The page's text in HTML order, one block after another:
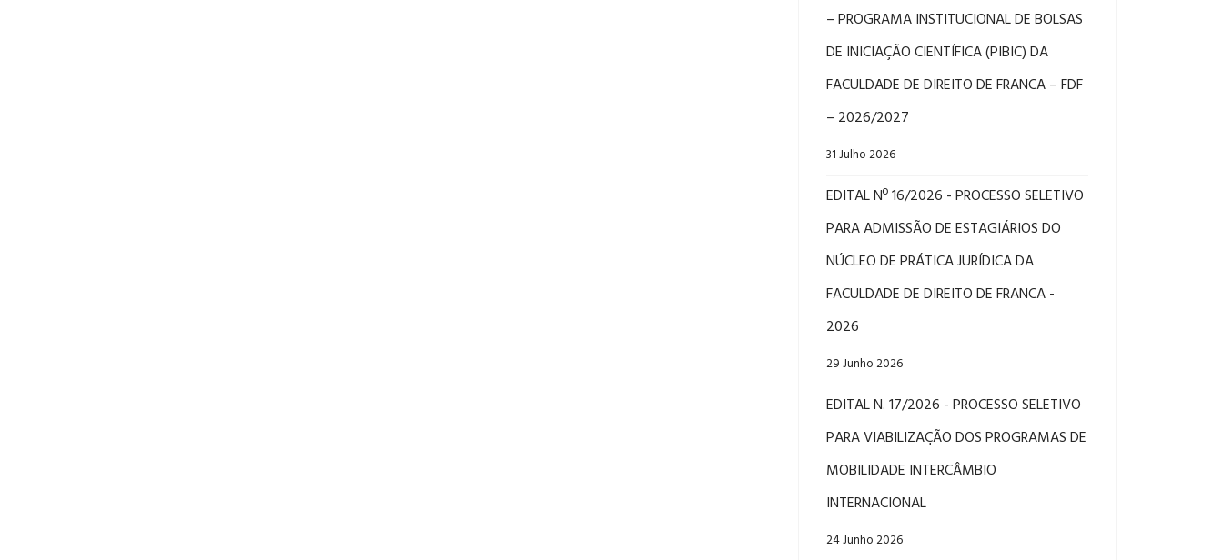
– PROGRAMA INSTITUCIONAL DE BOLSAS
DE INICIAÇÃO CIENTÍFICA (PIBIC) DA
FACULDADE DE DIREITO DE FRANCA – FDF
– 2026/2027
31 Julho 2026
EDITAL Nº 16/2026 - PROCESSO SELETIVO
PARA ADMISSÃO DE ESTAGIÁRIOS DO
NÚCLEO DE PRÁTICA JURÍDICA DA
FACULDADE DE DIREITO DE FRANCA -
2026
29 Junho 2026
EDITAL N. 17/2026 - PROCESSO SELETIVO
PARA VIABILIZAÇÃO DOS PROGRAMAS DE
MOBILIDADE INTERCÂMBIO
INTERNACIONAL
24 Junho 2026